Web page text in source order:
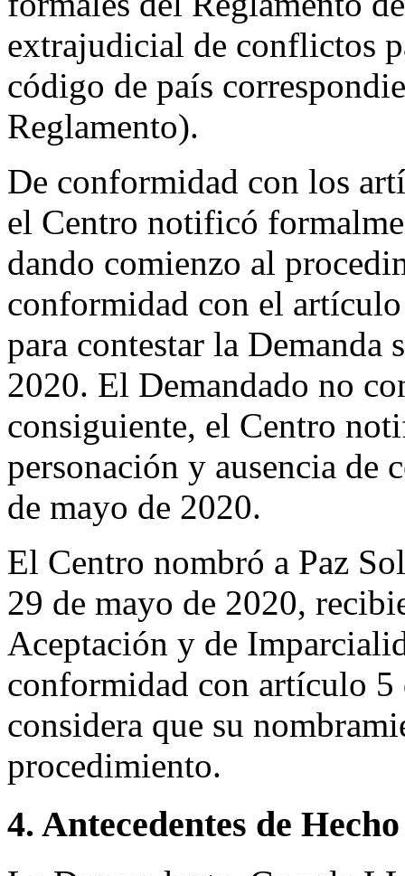
extrajudicial de conflictos
código de país
Reglamento).
De conformidad con los
el Centro notificó
dando comienzo al
conformidad con el
para contestar la Demanda
2020. El Demandado no
consiguiente, el Centro
personación y ausencia de
de mayo de 2020.
El Centro nombró a Paz
29 de mayo de 2020,
Aceptación y de
conformidad con artículo
considera que su
procedimiento.
4. Antecedentes de Hecho